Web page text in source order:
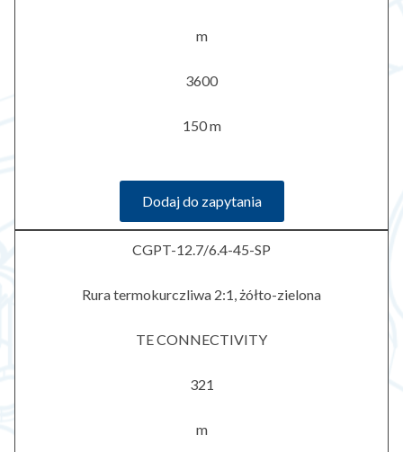
m
3600
150 m
Dodaj do zapytania
CGPT-12.7/6.4-45-SP
Rura termokurczliwa 2:1, żółto-zielona
TE CONNECTIVITY
321
m